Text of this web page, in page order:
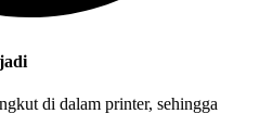
di dalam printer, sehingga